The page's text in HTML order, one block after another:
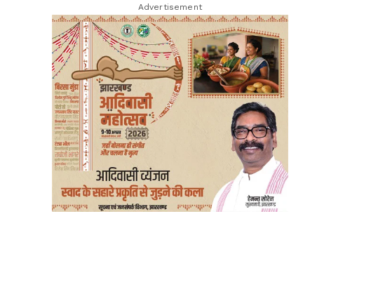
Advertisement